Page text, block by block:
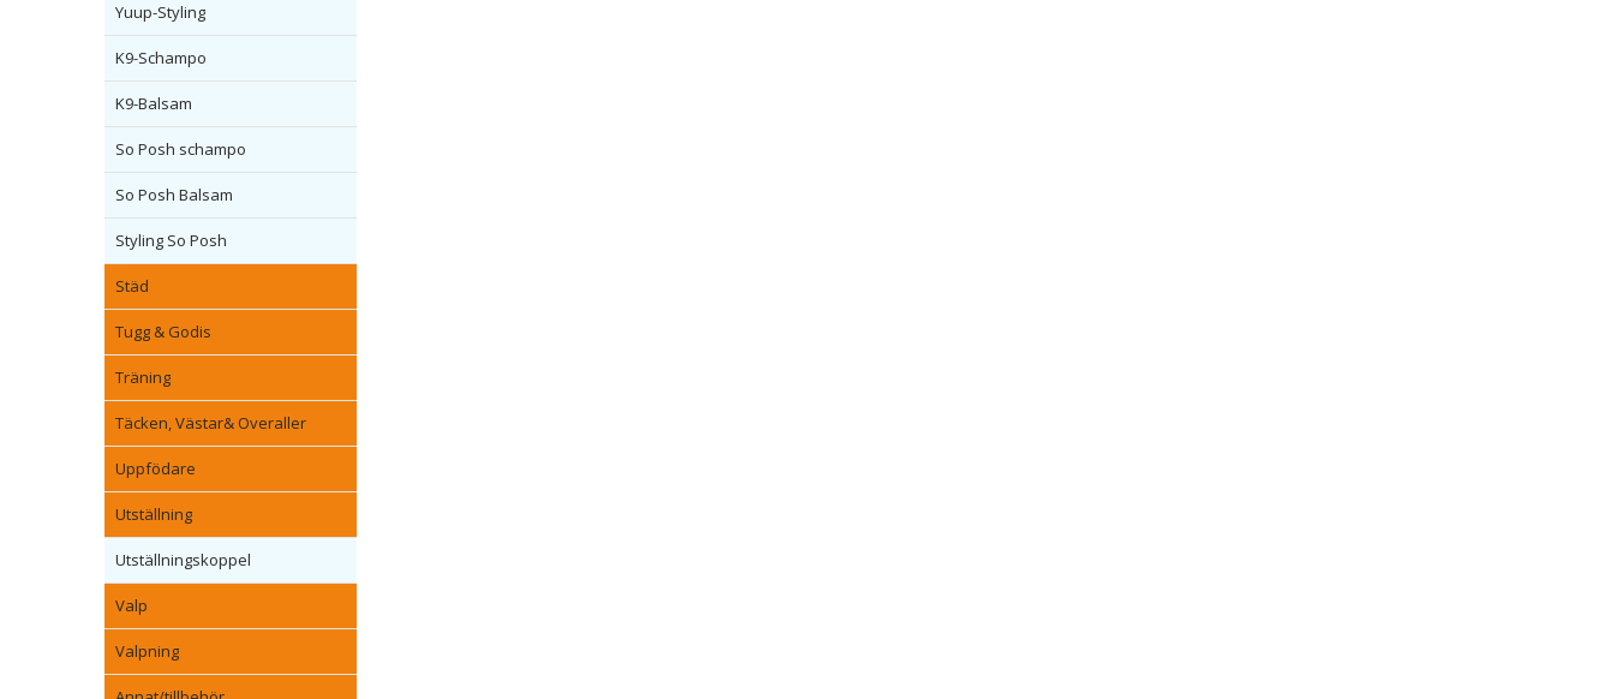
Yuup-Styling
K9-Schampo
K9-Balsam
So Posh schampo
So Posh Balsam
Styling So Posh
Städ
Tugg & Godis
Träning
Täcken, Västar& Overaller
Uppfödare
Utställning
Utställningskoppel
Valp
Valpning